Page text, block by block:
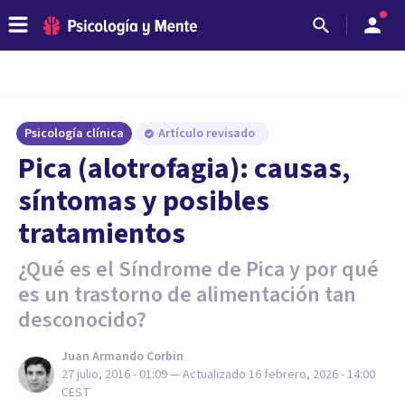
Psicología clínica Artículo revisado
Pica (alotrofagia): causas,
síntomas y posibles
tratamientos
¿Qué es el Síndrome de Pica y por qué
es un trastorno de alimentación tan
desconocido?
Juan Armando Corbin
27 julio, 2016 - 01:09— Actualizado 16 febrero, 2026 - 14:00
CEST